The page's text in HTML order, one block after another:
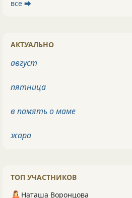
все ⮕
АКТУАЛЬНО
август
пятница
в память о маме
жара
ТОП УЧАСТНИКОВ
Наташа Воронцова